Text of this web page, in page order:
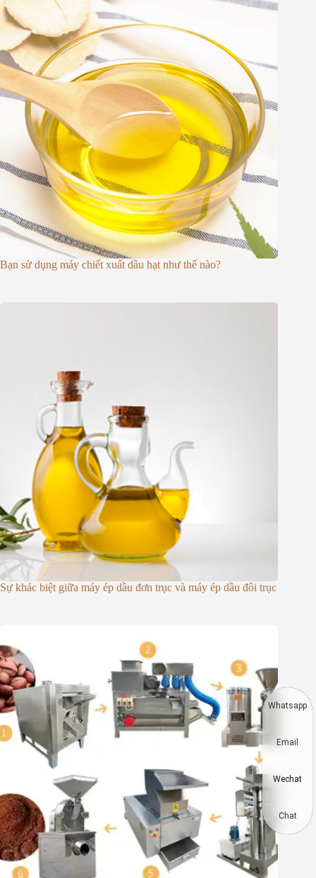
Bạn sử dụng máy chiết xuất dầu hạt như thế nào?
Sự khác biệt giữa máy ép dầu đơn trục và máy ép dầu đôi trục
Whatsapp
Email
Wechat
Chat